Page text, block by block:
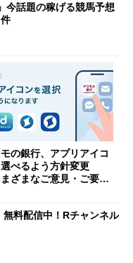
今話題の稼げる競馬予想
モの銀行、アプリアイコ
べるよう方針変更
まざまなご意見・ご要望
無料配信中！Rチャンネル